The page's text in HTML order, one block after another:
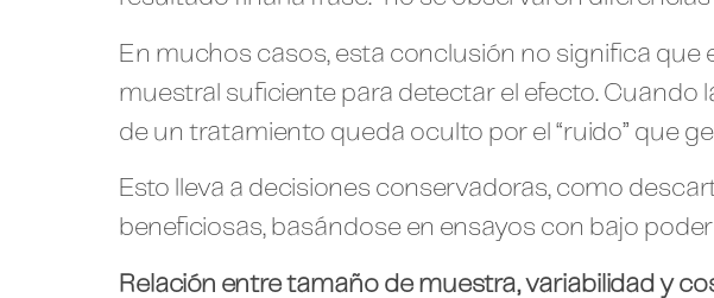
En muchos casos, esta conclusión no significa
muestral suficiente para detectar el efecto. Cuando
de un tratamiento queda oculto por el “ruido” que
Esto lleva a decisiones conservadoras, como
beneficiosas, basándose en ensayos con bajo
Relación entre tamaño de muestra, variabilidad y